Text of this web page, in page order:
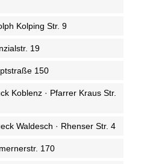
Kolping Str. 9
19
150
Koblenz · Pfarrer Kraus Str.
Waldesch · Rhenser Str. 4
170